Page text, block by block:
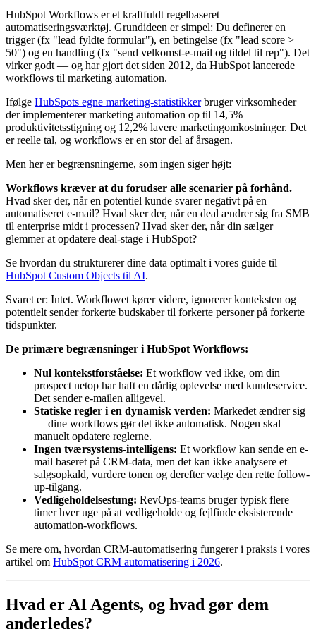
HubSpot Workflows er et kraftfuldt regelbaseret
automatiseringsværktøj. Grundideen er simpel: Du definerer en
trigger (fx "lead fyldte formular"), en betingelse (fx "lead score >
50") og en handling (fx "send velkomst-e-mail og tildel til rep"). Det
virker godt — og har gjort det siden 2012, da HubSpot lancerede
workflows til marketing automation.
Ifølge HubSpots egne marketing-statistikkerbruger virksomheder
der implementerer marketing automation op til 14,5%
produktivitetsstigning og 12,2% lavere marketingomkostninger. Det
er reelle tal, og workflows er en stor del af årsagen.
Men her er begrænsningerne, som ingen siger højt:
Workflows kræver at du forudser alle scenarier på forhånd.
Hvad sker der, når en potentiel kunde svarer negativt på en
automatiseret e-mail? Hvad sker der, når en deal ændrer sig fra SMB
til enterprise midt i processen? Hvad sker der, når din sælger
glemmer at opdatere deal-stage i HubSpot?
Se hvordan du strukturerer dine data optimalt i vores guide til
HubSpot Custom Objects til AI.
Svaret er: Intet. Workflowet kører videre, ignorerer konteksten og
potentielt sender forkerte budskaber til forkerte personer på forkerte
tidspunkter.
De primære begrænsninger i HubSpot Workflows:
Nul kontekstforståelse: Et workflow ved ikke, om din
prospect netop har haft en dårlig oplevelse med kundeservice.
Det sender e-mailen alligevel.
Statiske regler i en dynamisk verden: Markedet ændrer sig
— dine workflows gør det ikke automatisk. Nogen skal
manuelt opdatere reglerne.
Ingen tværsystems-intelligens: Et workflow kan sende en e-
mail baseret på CRM-data, men det kan ikke analysere et
salgsopkald, vurdere tonen og derefter vælge den rette follow-
up-tilgang.
Vedligeholdelsestung: RevOps-teams bruger typisk flere
timer hver uge på at vedligeholde og fejlfinde eksisterende
automation-workflows.
Se mere om, hvordan CRM-automatisering fungerer i praksis i vores
artikel om HubSpot CRM automatisering i 2026.
Hvad er AI Agents, og hvad gør dem
anderledes?